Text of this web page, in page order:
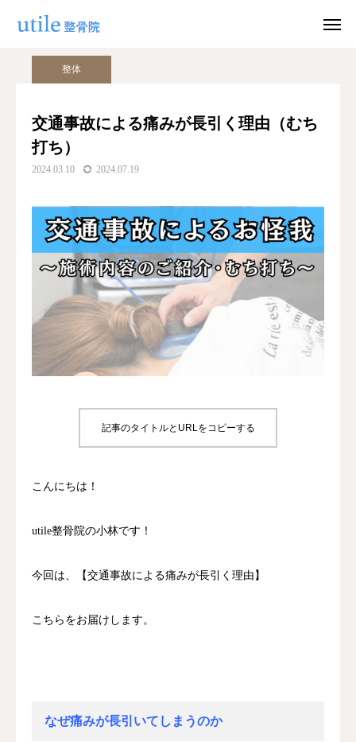
ブログ
整体
交通事故による痛みが長引く理由（むち
打ち）
2024.03.10 2024.07.19
記事のタイトルとURLをコピーする
こんにちは！
utile整骨院の小林です！
今回は、【交通事故による痛みが長引く理由】
こちらをお届けします。
なぜ痛みが長引いてしまうのか
施術紹介
院長紹介
適応症状